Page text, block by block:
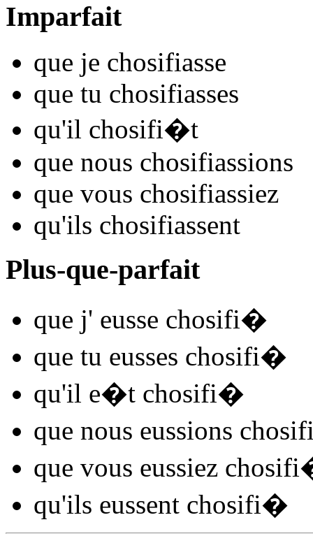
Imparfait
que je chosifiasse
que tu chosifiasses
qu'il chosifi�t
que nous chosifiassions
que vous chosifiassiez
qu'ils chosifiassent
Plus-que-parfait
que j' eusse chosifi�
que tu eusses chosifi�
qu'il e�t chosifi�
que nous eussions
que vous eussiez chosifi
qu'ils eussent chosifi�